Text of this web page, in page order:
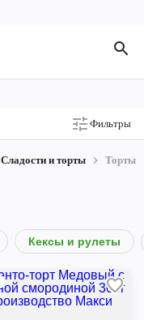
Фильтры
Сладости и торты Торты
Кексы и рулеты